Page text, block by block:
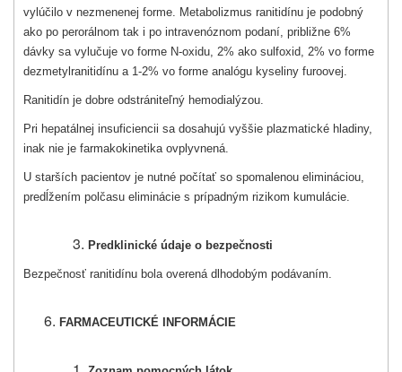
vylúčilo v nezmenenej forme. Metabolizmus ranitidínu je podobný
ako po perorálnom tak i po intravenóznom podaní, približne 6%
dávky sa vylučuje vo forme N-oxidu, 2% ako sulfoxid, 2% vo forme
dezmetylranitidínu a 1-2% vo forme analógu kyseliny furoovej.
Ranitidín je dobre odstrániteľný hemodialýzou.
Pri hepatálnej insuficiencii sa dosahujú vyššie plazmatické hladiny,
inak nie je farmakokinetika ovplyvnená.
U starších pacientov je nutné počítať so spomalenou elimináciou,
predĺžením polčasu eliminácie s prípadným rizikom kumulácie.
Predklinické údaje o bezpečnosti
Bezpečnosť ranitidínu bola overená dlhodobým podávaním.
FARMACEUTICKÉ INFORMÁCIE